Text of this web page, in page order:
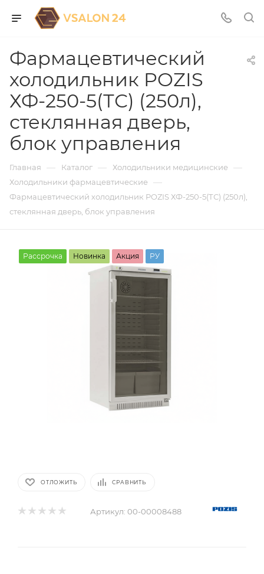
Фармацевтический
холодильник POZIS
ХФ-250-5(ТС) (250л),
стеклянная дверь,
блок управления
Главная — Каталог — Холодильники медицинские —
Холодильники фармацевтические —
Фармацевтический холодильник POZIS ХФ-250-5(ТС) (250л),
стеклянная дверь, блок управления
Рассрочка Новинка Акция РУ
ОТЛОЖИТЬ СРАВНИТЬ
Артикул: 00-00008488